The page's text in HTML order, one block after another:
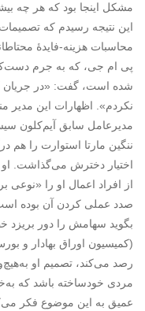
مشکل اینجا بود که هر چه
این نتیجه رسیدم که
محاسبات هزینه-فایدۀ
پی ام جی، که به جرم
شده است، گفت: «در جریان
نکردم». اظهارات این مدیر
مدیرعامل سابق آیم‌‌کلون
ننگین مارتا استوارت را هم
اختیار دخترش می‌گذاشت. او
از افراد اعمال او را «نوعی
صدد عملی کردن آن بوده
بگوید سهامش را دور بریزد
(کمیسیون اوراق بهادار و
رصد می‌کند، تصمیم او
مردی خودساخته باشد که
عمیق به این موضوع فکر